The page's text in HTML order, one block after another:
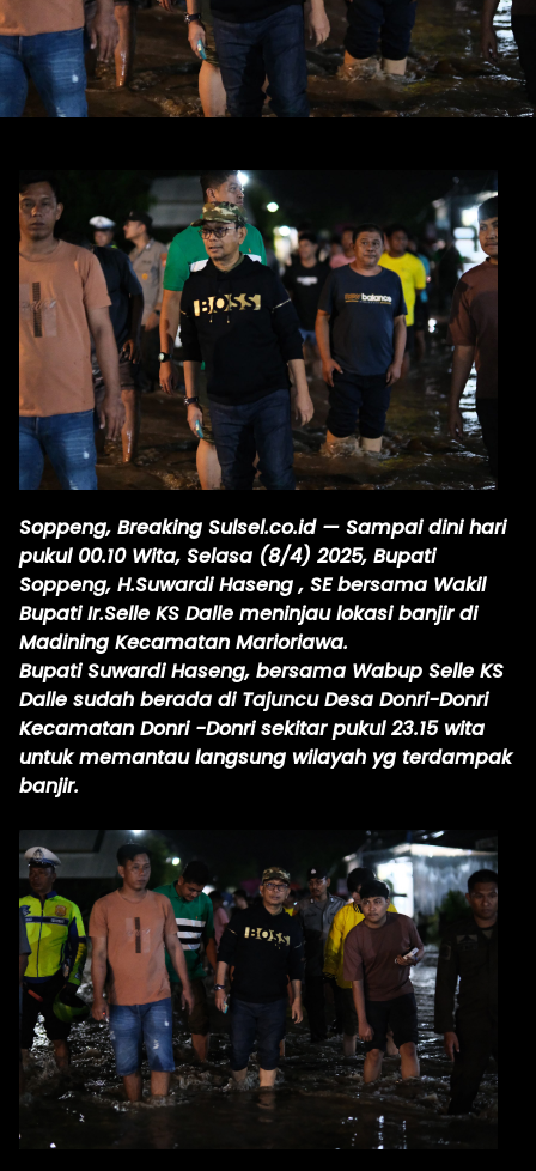
Soppeng, Breaking Sulsel.co.id — Sampai dini hari
pukul 00.10 Wita, Selasa (8/4) 2025, Bupati
Soppeng, H.Suwardi Haseng , SE bersama Wakil
Bupati Ir.Selle KS Dalle meninjau lokasi banjir di
Madining Kecamatan Marioriawa.
Bupati Suwardi Haseng, bersama Wabup Selle KS
Dalle sudah berada di Tajuncu Desa Donri-Donri
Kecamatan Donri -Donri sekitar pukul 23.15 wita
untuk memantau langsung wilayah yg terdampak
banjir.